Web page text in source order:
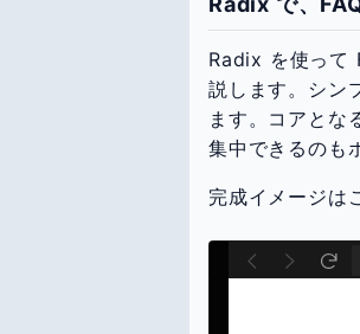
Radix を使って
説します。シン
ます。コアとな
集中できるのも
完成イメージは